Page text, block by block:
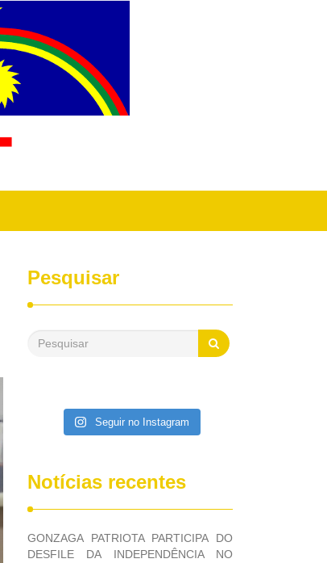
Pesquisar
Seguir no Instagram
Notícias recentes
GONZAGA PATRIOTA PARTICIPA DO
DESFILE DA INDEPENDÊNCIA NO